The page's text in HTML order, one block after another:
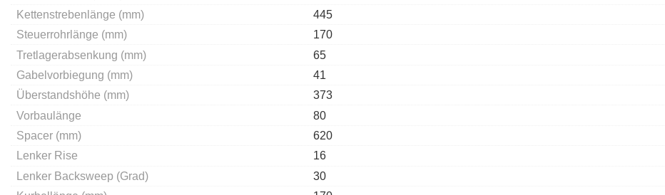
Kettenstrebenlänge (mm)
445
Steuerrohrlänge (mm)
170
Tretlagerabsenkung (mm)
65
Gabelvorbiegung (mm)
41
Überstandshöhe (mm)
373
Vorbaulänge
80
Spacer (mm)
620
Lenker Rise
16
Lenker Backsweep (Grad)
30